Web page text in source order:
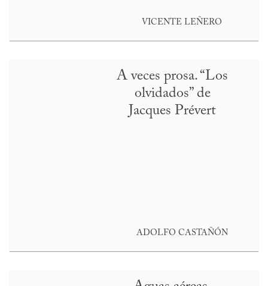
VICENTE LEÑERO
A veces prosa. “Los
olvidados” de
Jacques Prévert
ADOLFO CASTAÑÓN